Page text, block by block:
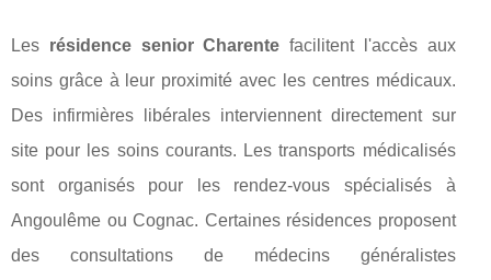
Les résidence senior Charente facilitent l'accès aux
soins grâce à leur proximité avec les centres médicaux.
Des infirmières libérales interviennent directement sur
site pour les soins courants. Les transports médicalisés
sont organisés pour les rendez-vous spécialisés à
Angoulême ou Cognac. Certaines résidences proposent
des consultations de médecins généralistes